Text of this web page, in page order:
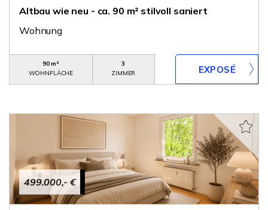
Altbau wie neu - ca. 90 m² stilvoll saniert
Wohnung
90 m²
WOHNFLÄCHE
3
ZIMMER
499.000,- €